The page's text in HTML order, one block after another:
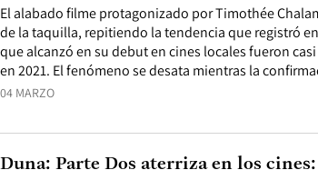
04 MARZO
El alabado filme protagonizado por Timothée
de la taquilla, repitiendo la tendencia que registró
que alcanzó en su debut en cines locales fueron
en 2021. El fenómeno se desata mientras la
Duna: Parte Dos aterriza en los